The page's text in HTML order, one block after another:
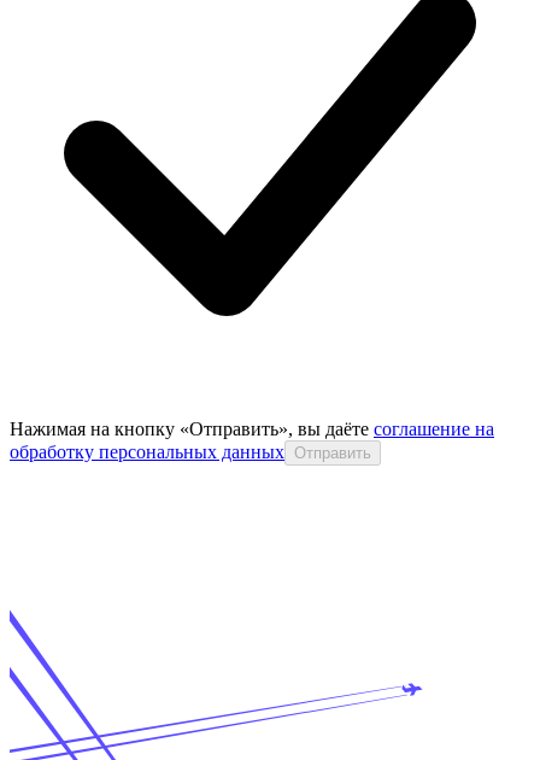
Нажимая на кнопку «Отправить», вы даёте соглашение на
обработку персональных данных Отправить